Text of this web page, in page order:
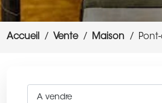
Accueil Vente Maison